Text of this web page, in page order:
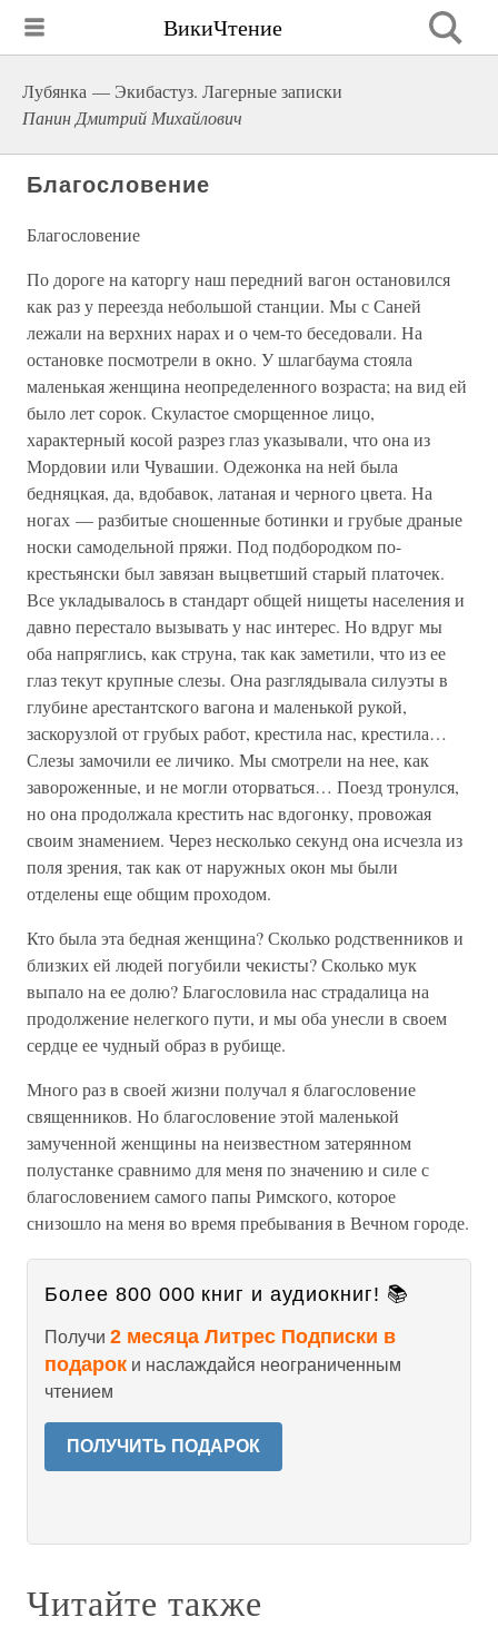
ВикиЧтение
Лубянка — Экибастуз. Лагерные записки
Панин Дмитрий Михайлович
Благословение
Благословение
По дороге на каторгу наш передний вагон остановился
как раз у переезда небольшой станции. Мы с Саней
лежали на верхних нарах и о чем-то беседовали. На
остановке посмотрели в окно. У шлагбаума стояла
маленькая женщина неопределенного возраста; на вид ей
было лет сорок. Скуластое сморщенное лицо,
характерный косой разрез глаз указывали, что она из
Мордовии или Чувашии. Одежонка на ней была
бедняцкая, да, вдобавок, латаная и черного цвета. На
ногах — разбитые сношенные ботинки и грубые драные
носки самодельной пряжи. Под подбородком по-
крестьянски был завязан выцветший старый платочек.
Все укладывалось в стандарт общей нищеты населения и
давно перестало вызывать у нас интерес. Но вдруг мы
оба напряглись, как струна, так как заметили, что из ее
глаз текут крупные слезы. Она разглядывала силуэты в
глубине арестантского вагона и маленькой рукой,
заскорузлой от грубых работ, крестила нас, крестила…
Слезы замочили ее личико. Мы смотрели на нее, как
завороженные, и не могли оторваться… Поезд тронулся,
но она продолжала крестить нас вдогонку, провожая
своим знамением. Через несколько секунд она исчезла из
поля зрения, так как от наружных окон мы были
отделены еще общим проходом.
Кто была эта бедная женщина? Сколько родственников и
близких ей людей погубили чекисты? Сколько мук
выпало на ее долю? Благословила нас страдалица на
продолжение нелегкого пути, и мы оба унесли в своем
сердце ее чудный образ в рубище.
Много раз в своей жизни получал я благословение
священников. Но благословение этой маленькой
замученной женщины на неизвестном затерянном
полустанке сравнимо для меня по значению и силе с
благословением самого папы Римского, которое
снизошло на меня во время пребывания в Вечном городе.
Более 800 000 книг и аудиокниг! 📚
Получи 2 месяца Литрес Подписки в
подарок и наслаждайся неограниченным
чтением
ПОЛУЧИТЬ ПОДАРОК
Читайте также